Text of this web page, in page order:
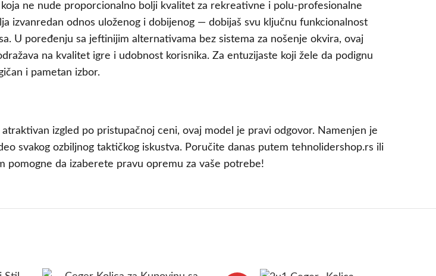
ne nude proporcionalno bolji kvalitet za rekreativne i polu-profesionalne
izvanredan odnos uloženog i dobijenog — dobijaš svu ključnu funkcionalnost
U poređenju sa jeftinijim alternativama bez sistema za nošenje okvira, ovaj
na kvalitet igre i udobnost korisnika. Za entuzijaste koji žele da podignu
i pametan izbor.
izgled po pristupačnoj ceni, ovaj model je pravi odgovor. Namenjen je
svakog ozbiljnog taktičkog iskustva. Poručite danas putem tehnolidershop.rs ili
pomogne da izaberete pravu opremu za vaše potrebe!